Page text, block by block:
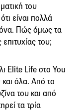
του
είναι πολλά
Πώς όμως τα
του;
Elite Life στο You
όλα. Από το
του και από
τα τρία